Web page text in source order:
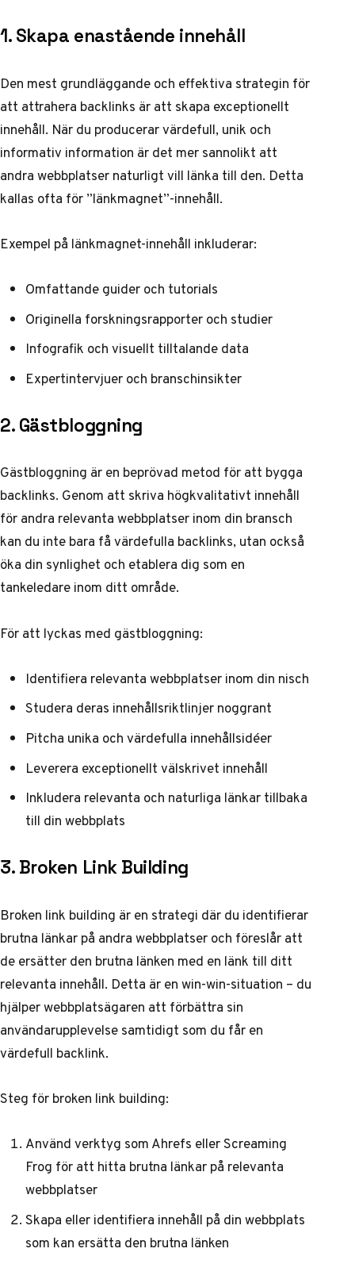
1. Skapa enastående innehåll
Den mest grundläggande och effektiva strategin för
att attrahera backlinks är att skapa exceptionellt
innehåll. När du producerar värdefull, unik och
informativ information är det mer sannolikt att
andra webbplatser naturligt vill länka till den. Detta
kallas ofta för ”länkmagnet”-innehåll.
Exempel på länkmagnet-innehåll inkluderar:
Omfattande guider och tutorials
Originella forskningsrapporter och studier
Infografik och visuellt tilltalande data
Expertintervjuer och branschinsikter
2. Gästbloggning
Gästbloggning är en beprövad metod för att bygga
backlinks. Genom att skriva högkvalitativt innehåll
för andra relevanta webbplatser inom din bransch
kan du inte bara få värdefulla backlinks, utan också
öka din synlighet och etablera dig som en
tankeledare inom ditt område.
För att lyckas med gästbloggning:
Identifiera relevanta webbplatser inom din nisch
Studera deras innehållsriktlinjer noggrant
Pitcha unika och värdefulla innehållsidéer
Leverera exceptionellt välskrivet innehåll
Inkludera relevanta och naturliga länkar tillbaka
till din webbplats
3. Broken Link Building
Broken link building är en strategi där du identifierar
brutna länkar på andra webbplatser och föreslår att
de ersätter den brutna länken med en länk till ditt
relevanta innehåll. Detta är en win-win-situation – du
hjälper webbplatsägaren att förbättra sin
användarupplevelse samtidigt som du får en
värdefull backlink.
Steg för broken link building:
Använd verktyg som Ahrefs eller Screaming
Frog för att hitta brutna länkar på relevanta
webbplatser
Skapa eller identifiera innehåll på din webbplats
som kan ersätta den brutna länken